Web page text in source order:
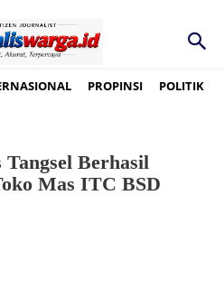
PROPINSI POLITIK
Berhasil
Mas ITC BSD